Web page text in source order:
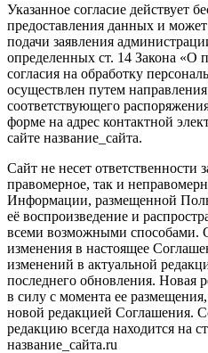
Указанное согласие действует
предоставления данных и
подачи заявления
определенных ст. 14 Закона «О
согласия на обработку
осуществлен путем
соответствующего
форме на адрес контактной
сайте название_сайта.
Сайт не несет ответственности
правомерное, так и
Информации, размещенной
её воспроизведение и
всеми возможными способами.
изменения в настоящее
изменений в актуальной
последнего обновления. Новая
в силу с момента ее
новой редакцией Соглашения.
редакцию всегда находится на
название_сайта.ru